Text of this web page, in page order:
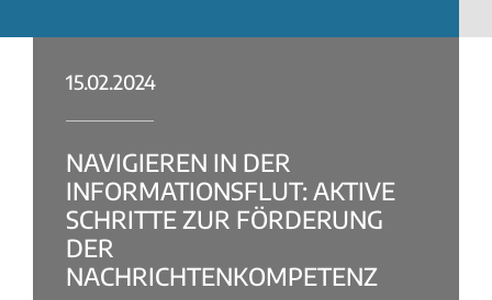
15.02.2024
NAVIGIEREN IN DER
INFORMATIONSFLUT: AKTIVE
SCHRITTE ZUR FÖRDERUNG
DER
NACHRICHTENKOMPETENZ